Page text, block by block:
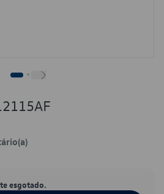
esgotado.